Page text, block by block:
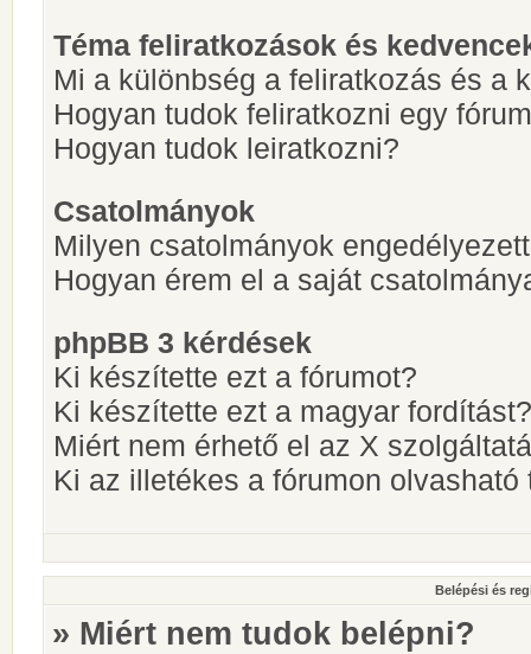
Téma feliratkozások és
Mi a különbség a feliratkozás és a
Hogyan tudok feliratkozni egy
Hogyan tudok leiratkozni?
Csatolmányok
Milyen csatolmányok
Hogyan érem el a saját
phpBB 3 kérdések
Ki készítette ezt a fórumot?
Ki készítette ezt a magyar fordítást?
Miért nem érhető el az X
Ki az illetékes a fórumon
Belépési és
» Miért nem tudok belépni?